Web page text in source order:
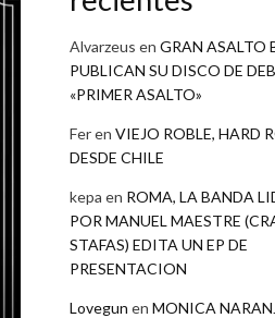
Alvarzeus en GRAN ASALTO
PUBLICAN SU DISCO DE
«PRIMER ASALTO»
Feren VIEJO ROBLE, HARD
DESDE CHILE
kepa en ROMA, LA BANDA
POR MANUEL MAESTRE
STAFAS) EDITA UN EP DE
PRESENTACION
Lovegun en MONICA